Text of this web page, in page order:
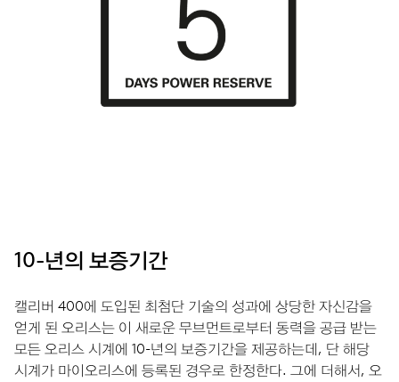
10-년의 보증기간
캘리버 400에 도입된 최첨단 기술의 성과에 상당한 자신감을
얻게 된 오리스는 이 새로운 무브먼트로부터 동력을 공급 받는
모든 오리스 시계에 10-년의 보증기간을 제공하는데, 단 해당
시계가 마이오리스에 등록된 경우로 한정한다. 그에 더해서, 오